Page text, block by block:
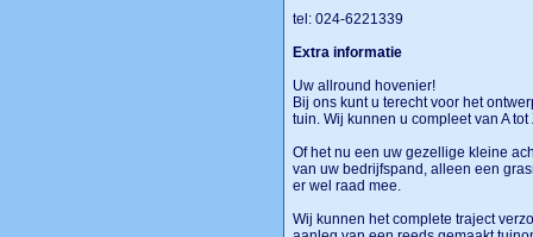
tel: 024-6221339
Extra informatie
Uw allround hovenier!
Bij ons kunt u terecht voor het
tuin. Wij kunnen u compleet van A
Of het nu een uw gezellige kleine
van uw bedrijfspand, alleen een
er wel raad mee.
Wij kunnen het complete traject